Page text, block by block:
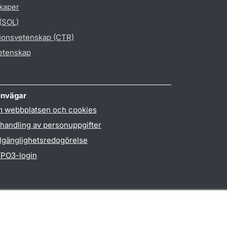
(CTR)
webbplatsen och cookies
av personuppgifter
login